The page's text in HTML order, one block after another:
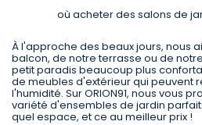
où acheter des salons de
À l'approche des beaux jours, nous
balcon, de notre terrasse ou de
petit paradis beaucoup plus
de meubles d'extérieur qui peuvent
l'humidité. Sur ORION91, nous vous
variété d'ensembles de jardin
quel espace, et ce au meilleur prix !